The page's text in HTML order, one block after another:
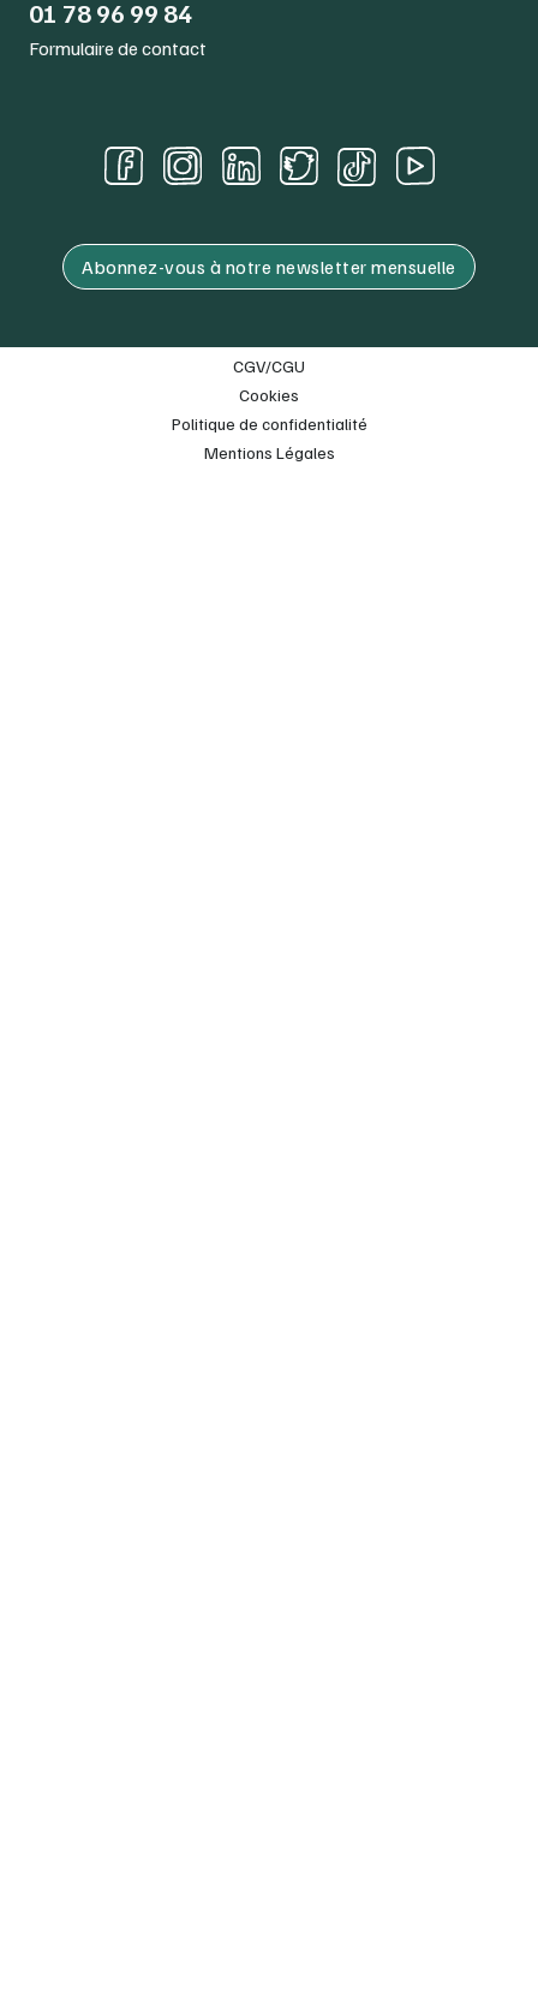
01 78 96 99 84
Formulaire de contact
Abonnez-vous à notre newsletter mensuelle
CGV/CGU
Cookies
Politique de confidentialité
Mentions Légales